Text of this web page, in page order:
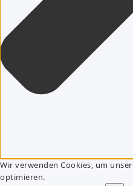
Wir verwenden Cookies, um
optimieren.